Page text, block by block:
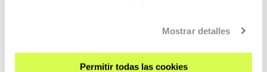
Mostrar detalles
Permitir todas las cookies